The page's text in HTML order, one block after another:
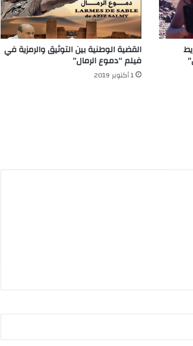
القضية الوطنية بين التوثيق والرمزية في
فيلم “دموع الرمال”
1 أكتوبر 2019